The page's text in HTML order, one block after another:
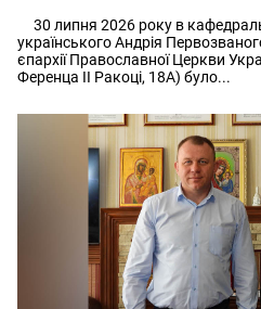
30 липня 2026 року в
українського Андрія
єпархії Православної Церкви
Ференца ІІ Ракоці, 18А) було...